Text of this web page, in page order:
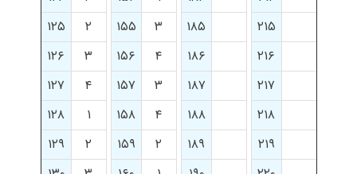
۲۱۵
۱۸۵ ۳ ۱۵۵ ۲
۱۲۵
۲۱۶
۱۸۶ ۴ ۱۵۶ ۳
۱۲۶
۲۱۷
۱۸۷ ۳ ۱۵۷ ۴
۱۲۷
۲۱۸
۱۸۸ ۴ ۱۵۸ ۱
۱۲۸
۲۱۹
۱۸۹ ۲ ۱۵۹ ۲
۱۲۹